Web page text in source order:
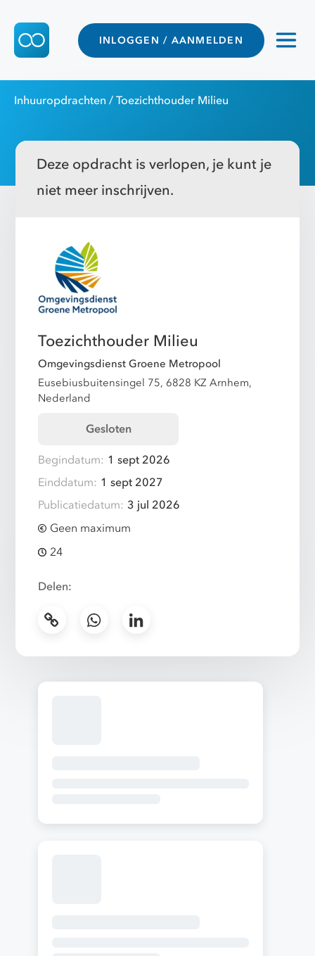
INLOGGEN / AANMELDEN
Inhuuropdrachten / Toezichthouder Milieu
Deze opdracht is verlopen, je kunt je
niet meer inschrijven.
Toezichthouder Milieu
Omgevingsdienst Groene Metropool
Eusebiusbuitensingel 75, 6828 KZ Arnhem,
Nederland
Gesloten
Begindatum: 1 sept 2026
Einddatum: 1 sept 2027
Publicatiedatum: 3 jul 2026
Geen maximum
24
Delen: